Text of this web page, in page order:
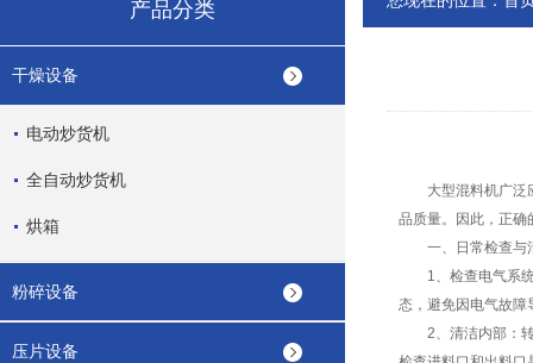
产品分类
干燥设备
电动炒货机
全自动炒货机
烘箱
粉碎设备
压片设备
大型混料机广泛应
品质量。因此，正确
一、日常检查与
1、检查电气系统
态，避免因电气故障
2、清洁内部：转